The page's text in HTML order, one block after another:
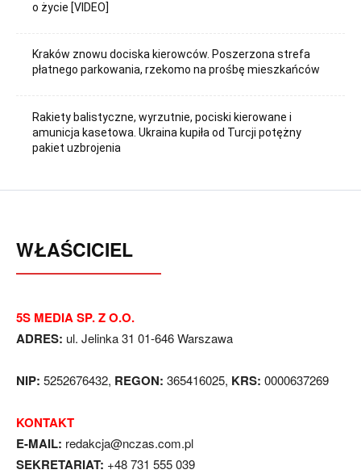
o życie [VIDEO]
Kraków znowu dociska kierowców. Poszerzona strefa
płatnego parkowania, rzekomo na prośbę mieszkańców
Rakiety balistyczne, wyrzutnie, pociski kierowane i
amunicja kasetowa. Ukraina kupiła od Turcji potężny
pakiet uzbrojenia
WŁAŚCICIEL
5S MEDIA SP. Z O.O.
ADRES: ul. Jelinka 31 01-646 Warszawa
NIP: 5252676432, REGON: 365416025, KRS: 0000637269
KONTAKT
E-MAIL: redakcja@nczas.com.pl
SEKRETARIAT: +48 731 555 039